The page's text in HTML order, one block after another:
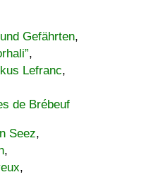
Gefährten,
,
Lefranc,
de Brébeuf
Seez,
,
,